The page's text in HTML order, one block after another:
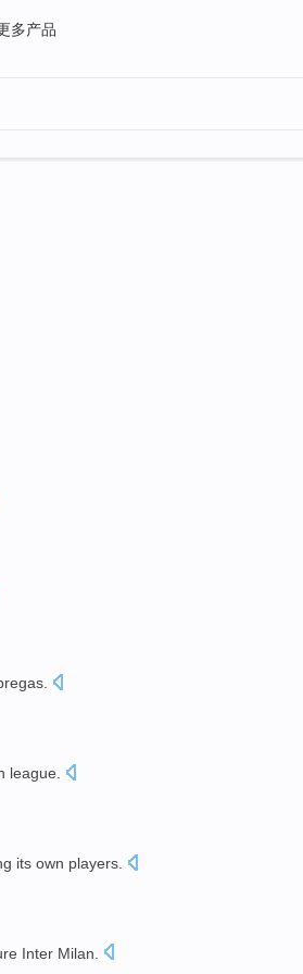
多产品
league
its own players.
Inter Milan